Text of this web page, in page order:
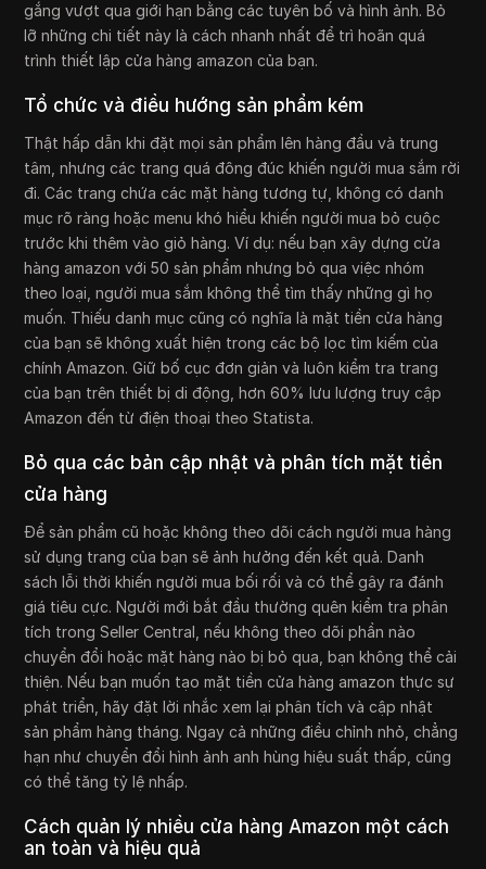
gắng vượt qua giới hạn bằng các tuyên bố và hình ảnh. Bỏ
lỡ những chi tiết này là cách nhanh nhất để trì hoãn quá
trình thiết lập cửa hàng amazon của bạn.
Tổ chức và điều hướng sản phẩm kém
Thật hấp dẫn khi đặt mọi sản phẩm lên hàng đầu và trung
tâm, nhưng các trang quá đông đúc khiến người mua sắm rời
đi. Các trang chứa các mặt hàng tương tự, không có danh
mục rõ ràng hoặc menu khó hiểu khiến người mua bỏ cuộc
trước khi thêm vào giỏ hàng. Ví dụ: nếu bạn xây dựng cửa
hàng amazon với 50 sản phẩm nhưng bỏ qua việc nhóm
theo loại, người mua sắm không thể tìm thấy những gì họ
muốn. Thiếu danh mục cũng có nghĩa là mặt tiền cửa hàng
của bạn sẽ không xuất hiện trong các bộ lọc tìm kiếm của
chính Amazon. Giữ bố cục đơn giản và luôn kiểm tra trang
của bạn trên thiết bị di động, hơn 60% lưu lượng truy cập
Amazon đến từ điện thoại theo Statista.
Bỏ qua các bản cập nhật và phân tích mặt tiền
cửa hàng
Để sản phẩm cũ hoặc không theo dõi cách người mua hàng
sử dụng trang của bạn sẽ ảnh hưởng đến kết quả. Danh
sách lỗi thời khiến người mua bối rối và có thể gây ra đánh
giá tiêu cực. Người mới bắt đầu thường quên kiểm tra phân
tích trong Seller Central, nếu không theo dõi phần nào
chuyển đổi hoặc mặt hàng nào bị bỏ qua, bạn không thể cải
thiện. Nếu bạn muốn tạo mặt tiền cửa hàng amazon thực sự
phát triển, hãy đặt lời nhắc xem lại phân tích và cập nhật
sản phẩm hàng tháng. Ngay cả những điều chỉnh nhỏ, chẳng
hạn như chuyển đổi hình ảnh anh hùng hiệu suất thấp, cũng
có thể tăng tỷ lệ nhấp.
Cách quản lý nhiều cửa hàng Amazon một cách
an toàn và hiệu quả